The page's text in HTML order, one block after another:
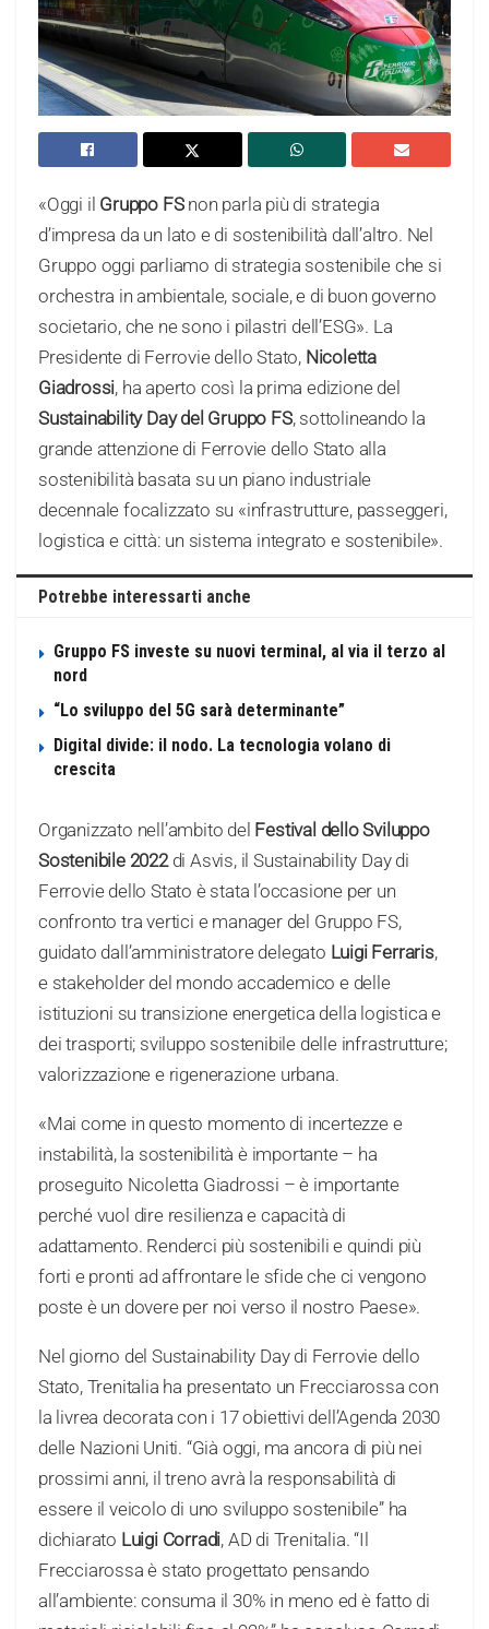
«Oggi il Gruppo FSnon parla più di strategia
d’impresa da un lato e di sostenibilità dall’altro. Nel
Gruppo oggi parliamo di strategia sostenibile che si
orchestra in ambientale, sociale, e di buon governo
societario, che ne sono i pilastri dell’ESG». La
Presidente di Ferrovie dello Stato, Nicoletta
Giadrossi, ha aperto così la prima edizione del
Sustainability Day del Gruppo FS, sottolineando la
grande attenzione di Ferrovie dello Stato alla
sostenibilità basata su un piano industriale
decennale focalizzato su «infrastrutture, passeggeri,
logistica e città: un sistema integrato e sostenibile».
Potrebbe interessarti anche
Gruppo FS investe su nuovi terminal, al via il terzo al
nord
“Lo sviluppo del 5G sarà determinante”
Digital divide: il nodo. La tecnologia volano di
crescita
Organizzato nell’ambito del Festival dello Sviluppo
Sostenibile 2022di Asvis, il Sustainability Day di
Ferrovie dello Stato è stata l’occasione per un
confronto tra vertici e manager del Gruppo FS,
guidato dall’amministratore delegato Luigi Ferraris,
e stakeholder del mondo accademico e delle
istituzioni su transizione energetica della logistica e
dei trasporti; sviluppo sostenibile delle infrastrutture;
valorizzazione e rigenerazione urbana.
«Mai come in questo momento di incertezze e
instabilità, la sostenibilità è importante – ha
proseguito Nicoletta Giadrossi – è importante
perché vuol dire resilienza e capacità di
adattamento. Renderci più sostenibili e quindi più
forti e pronti ad affrontare le sfide che ci vengono
poste è un dovere per noi verso il nostro Paese».
Nel giorno del Sustainability Day di Ferrovie dello
Stato, Trenitalia ha presentato un Frecciarossa con
la livrea decorata con i 17 obiettivi dell’Agenda 2030
delle Nazioni Uniti. “Già oggi, ma ancora di più nei
prossimi anni, il treno avrà la responsabilità di
essere il veicolo di uno sviluppo sostenibile” ha
dichiarato Luigi Corradi, AD di Trenitalia. “Il
Frecciarossa è stato progettato pensando
all’ambiente: consuma il 30% in meno ed è fatto di